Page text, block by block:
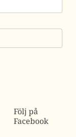
Följ på
Facebook